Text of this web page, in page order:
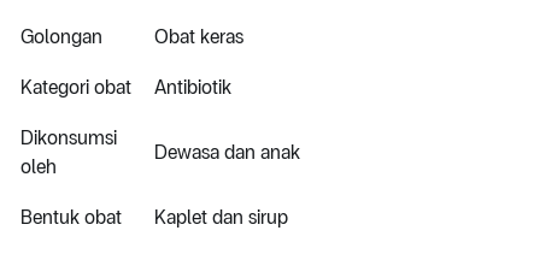
Golongan Obat keras
Kategori obat Antibiotik
Dikonsumsi
oleh
Dewasa dan anak
Bentuk obat Kaplet dan sirup